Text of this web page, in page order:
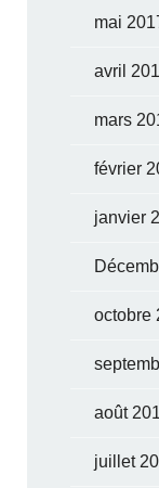
mai
avril
mars
février
janvier
octobre
août
juillet